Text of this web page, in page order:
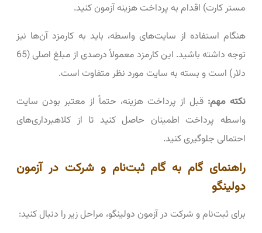
مستر کارت) اقدام به پرداخت هزینه آزمون کنید.
هنگام استفاده از سایت‌های واسطه، باید به کارمزد آن‌ها نیز
توجه داشته باشید. این کارمزد معمولاً درصدی از مبلغ اصلی (65
دلار) است و بسته به سایت مورد نظر متفاوت است.
نکته مهم: قبل از پرداخت هزینه، حتماً از معتبر بودن سایت
واسطه پرداخت اطمینان حاصل کنید تا از کلاهبرداری‌های
احتمالی جلوگیری کنید.
راهنمای گام به گام ثبت‌نام و شرکت در آزمون
دولینگو
برای ثبت‌نام و شرکت در آزمون دولینگو، مراحل زیر را دنبال کنید: